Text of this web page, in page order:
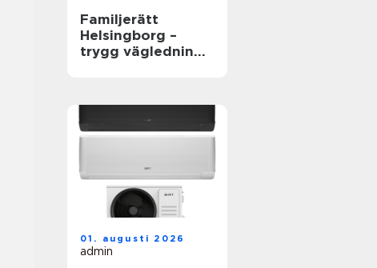
Familjerätt
Helsingborg –
trygg vägledning i
01. augusti 2026
admin